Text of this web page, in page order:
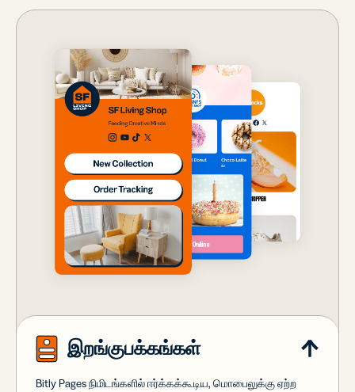
இறங்குபக்கங்கள்
Bitly Pages நிமிடங்களில் ஈர்க்கக்கூடிய, மொபைலுக்கு ஏற்ற